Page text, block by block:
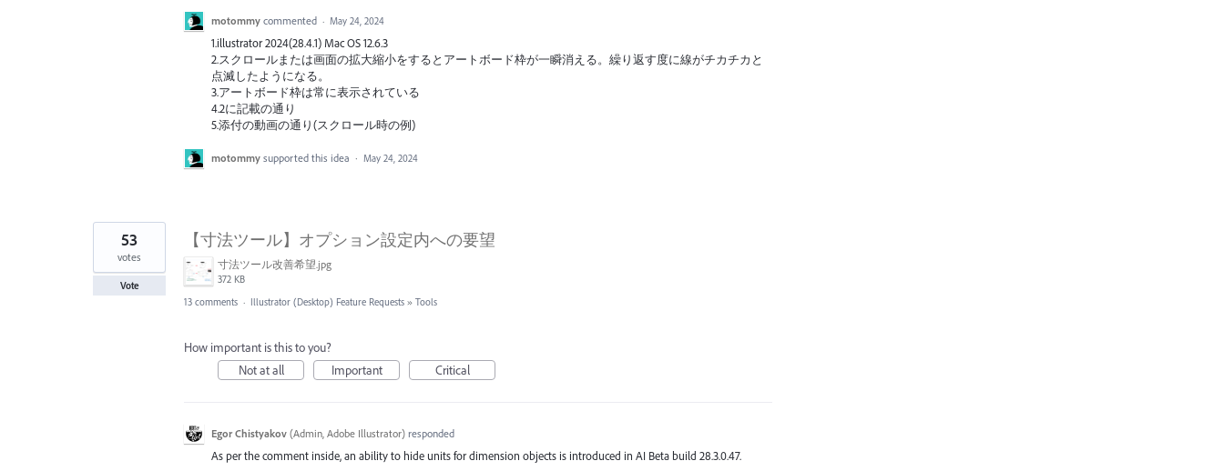
motommy commented · May 24, 2024
1.illustrator 2024(28.4.1) Mac OS 12.6.3
2.スクロールまたは画面の拡大縮小をするとアートボード枠が一瞬消える。繰り返す度に線がチカチカと
点滅したようになる。
3.アートボード枠は常に表示されている
4.2に記載の通り
5.添付の動画の通り(スクロール時の例)
motommy supported this idea · May 24, 2024
【寸法ツール】オプション設定内への要望
寸法ツール改善希望.jpg
372 KB
53
votes
Vote
13 comments · Illustrator (Desktop) Feature Requests » Tools
How important is this to you?
Not at all
Important Critical
Egor Chistyakov (Admin, Adobe Illustrator) responded
As per the comment inside, an ability to hide units for dimension objects is introduced in AI Beta build 28.3.0.47.